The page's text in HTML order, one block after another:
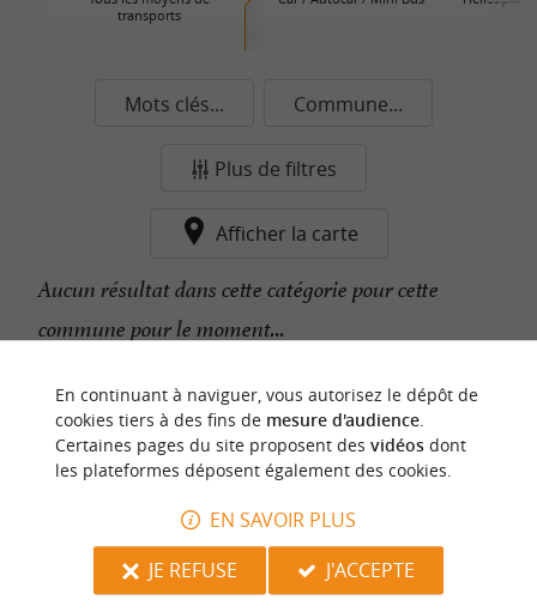
transports
Mots clés... Commune...
Plus de filtres
Afficher la carte
Aucun résultat dans cette catégorie pour cette
commune pour le moment...
n
o
t
r
e
c
o
u
p
d
e
c
o
e
u
r
En continuant à naviguer, vous autorisez le dépôt de
cookies tiers à des fins de mesure d'audience.
Certaines pages du site proposent des vidéosdont
les plateformes déposent également des cookies.
EN SAVOIR PLUS
JE REFUSE
J'ACCEPTE